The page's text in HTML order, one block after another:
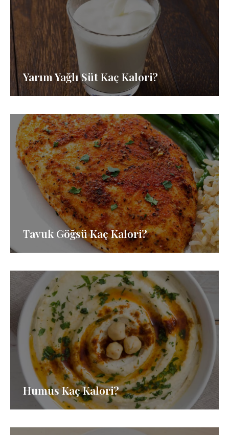
Yarım Yağlı Süt Kaç Kalori?
Tavuk Göğsü Kaç Kalori?
Humus Kaç Kalori?